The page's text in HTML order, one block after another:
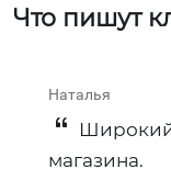
Что пишут
Наталья​
Широкий
магазина.